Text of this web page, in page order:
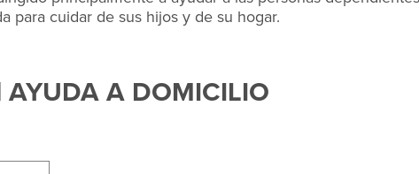
para cuidar de sus hijos y de su hogar.
AYUDA A DOMICILIO